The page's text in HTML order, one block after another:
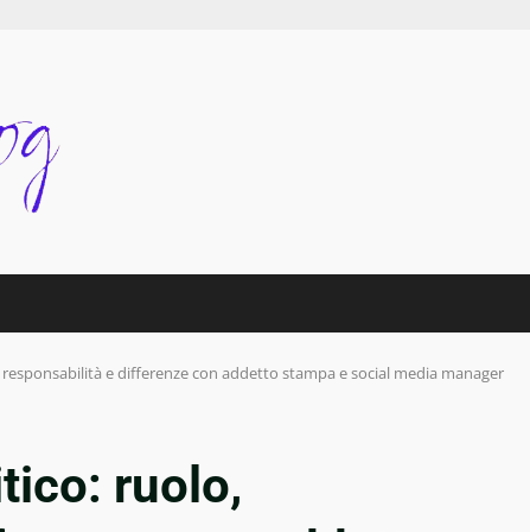
e differenze con addetto stampa e social media manager
ruolo,